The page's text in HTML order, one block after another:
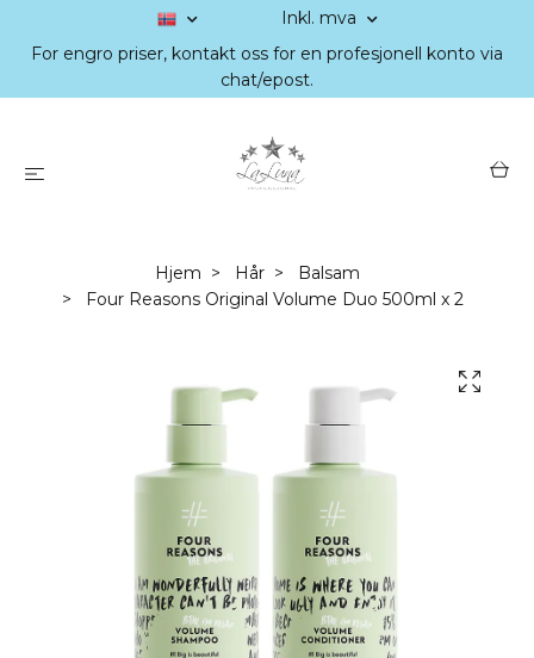
Inkl. mva
For engro priser, kontakt oss for en profesjonell konto via
chat/epost.
Hjem Hår
Balsam
Four Reasons Original Volume Duo 500ml x 2